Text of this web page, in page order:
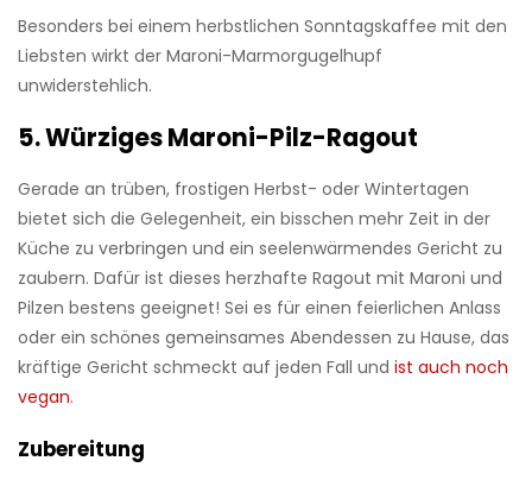
Besonders bei einem herbstlichen Sonntagskaffee mit den
Liebsten wirkt der Maroni-Marmorgugelhupf
unwiderstehlich.
5. Würziges Maroni-Pilz-Ragout
Gerade an trüben, frostigen Herbst- oder Wintertagen
bietet sich die Gelegenheit, ein bisschen mehr Zeit in der
Küche zu verbringen und ein seelenwärmendes Gericht zu
zaubern. Dafür ist dieses herzhafte Ragout mit Maroni und
Pilzen bestens geeignet! Sei es für einen feierlichen Anlass
oder ein schönes gemeinsames Abendessen zu Hause, das
kräftige Gericht schmeckt auf jeden Fall und ist auch noch
vegan.
Zubereitung